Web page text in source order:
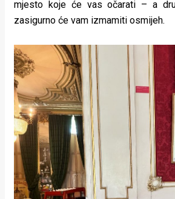
mjesto koje će vas očarati – a
zasigurno će vam izmamiti osmijeh.